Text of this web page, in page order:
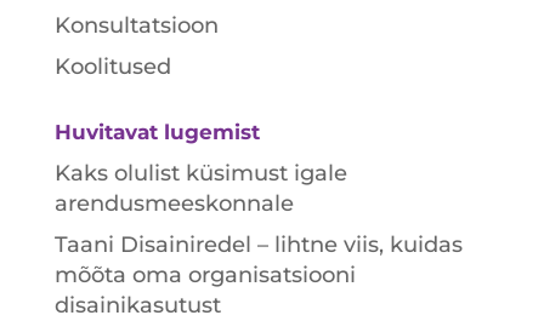
Konsultatsioon
Koolitused
Huvitavat lugemist
Kaks olulist küsimust igale
arendusmeeskonnale
Taani Disainiredel – lihtne viis, kuidas
mõõta oma organisatsiooni
disainikasutust